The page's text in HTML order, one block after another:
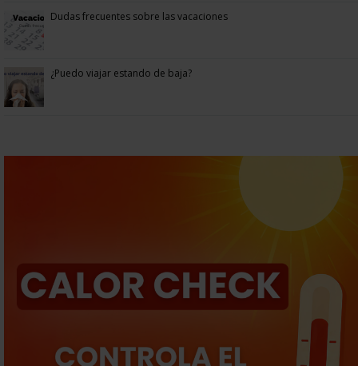
Dudas frecuentes sobre las vacaciones
¿Puedo viajar estando de baja?